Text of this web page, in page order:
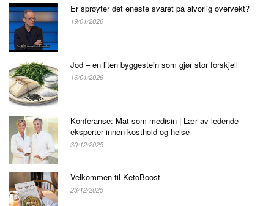
Er sprøyter det eneste svaret på alvorlig overvekt?
19/01/2026
Jod – en liten byggestein som gjør stor forskjell
16/01/2026
Konferanse: Mat som medisin | Lær av ledende
eksperter innen kosthold og helse
30/12/2025
Velkommen til KetoBoost
23/12/2025